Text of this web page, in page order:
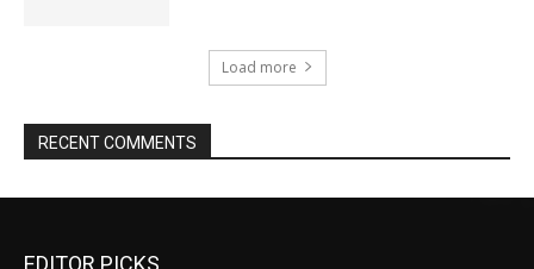
Load more
RECENT COMMENTS
EDITOR PICKS